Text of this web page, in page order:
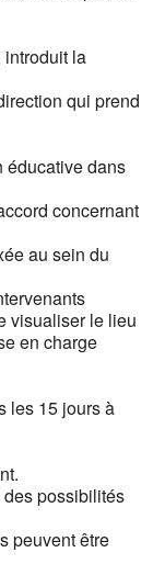
la
qui prend
éducative dans
concernant
au sein du
visualiser le lieu
en charge
les 15 jours à
possibilités
peuvent être